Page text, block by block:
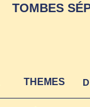
TOMBES
THEMES